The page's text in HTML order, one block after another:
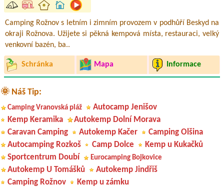
Camping Rožnov s letním i zimním provozem v podhůří Beskyd na
okraji Rožnova. Užijete si pěkná kempová místa, restauraci, velký
venkovní bazén, ba..
Schránka Mapa Informace
🌞 Náš Tip:
Camping Vranovská pláž
Autocamp Jenišov
Kemp Keramika
Autokemp Dolní Morava
Caravan Camping
Autokemp Kačer
Camping Olšina
Autocamping Rozkoš
Camp Dolce
Kemp u Kukačků
Sportcentrum Doubí
Eurocamping Bojkovice
Autokemp U Tomášků
Autokemp Jindřiš
Camping Rožnov
Kemp u zámku